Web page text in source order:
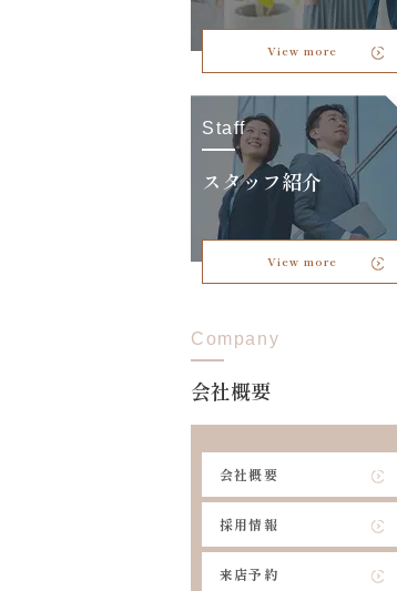
View more
Staff
スタッフ紹介
View more
Company
会社概要
会社概要
採用情報
来店予約